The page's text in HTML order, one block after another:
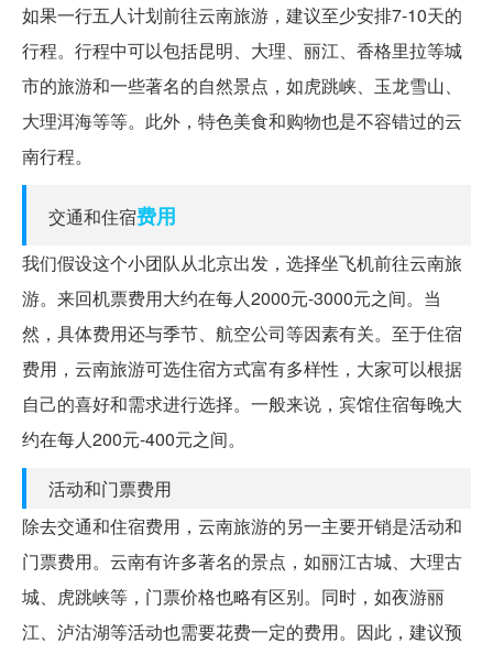
如果一行五人计划前往云南旅游，建议至少安排7-10天的
行程。行程中可以包括昆明、大理、丽江、香格里拉等城
市的旅游和一些著名的自然景点，如虎跳峡、玉龙雪山、
大理洱海等等。此外，特色美食和购物也是不容错过的云
南行程。
交通和住宿费用
我们假设这个小团队从北京出发，选择坐飞机前往云南旅
游。来回机票费用大约在每人2000元-3000元之间。当
然，具体费用还与季节、航空公司等因素有关。至于住宿
费用，云南旅游可选住宿方式富有多样性，大家可以根据
自己的喜好和需求进行选择。一般来说，宾馆住宿每晚大
约在每人200元-400元之间。
活动和门票费用
除去交通和住宿费用，云南旅游的另一主要开销是活动和
门票费用。云南有许多著名的景点，如丽江古城、大理古
城、虎跳峡等，门票价格也略有区别。同时，如夜游丽
江、泸沽湖等活动也需要花费一定的费用。因此，建议预